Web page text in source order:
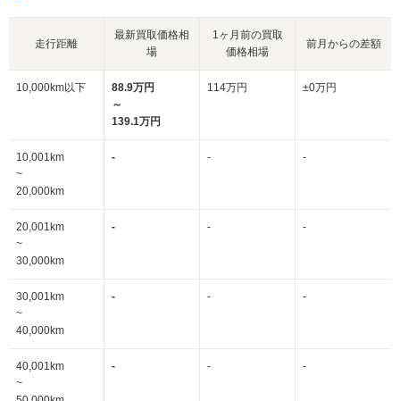
走行距離
最新買取価格相
場
1ヶ月前の買取
価格相場
前月からの差額
10,000km以下
88.9万円
～
139.1万円
114万円 ±0万円
10,001km
~
20,000km
- - -
20,001km
~
30,000km
- - -
30,001km
~
40,000km
- - -
40,001km
~
- - -